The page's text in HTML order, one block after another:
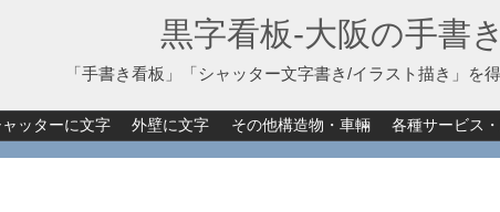
黒字看板‐大阪の手書
「手書き看板」「シャッター文字書き/イラスト描き」を
ャッターに文字 外壁に文字 その他構造物・車輛 各種サービス